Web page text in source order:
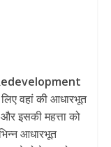
वहां की आधारभूत
इसकी महत्ता को
आधारभूत